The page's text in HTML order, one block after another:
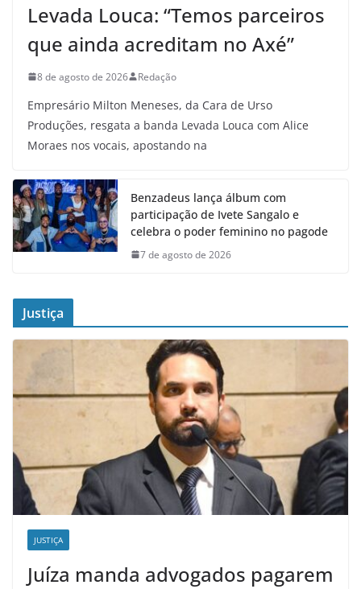
Levada Louca: “Temos parceiros
que ainda acreditam no Axé”
8 de agosto de 2026 Redação
Empresário Milton Meneses, da Cara de Urso
Produções, resgata a banda Levada Louca com Alice
Moraes nos vocais, apostando na
Benzadeus lança álbum com
participação de Ivete Sangalo e
celebra o poder feminino no pagode
7 de agosto de 2026
Justiça
JUSTIÇA
Juíza manda advogados pagarem